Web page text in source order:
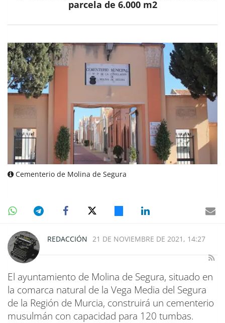
parcela de 6.000 m2
Cementerio de Molina de Segura
REDACCIÓN 21 DE NOVIEMBRE DE 2021, 14:27
El ayuntamiento de Molina de Segura, situado en
la comarca natural de la Vega Media del Segura
de la Región de Murcia, construirá un cementerio
musulmán con capacidad para 120 tumbas.